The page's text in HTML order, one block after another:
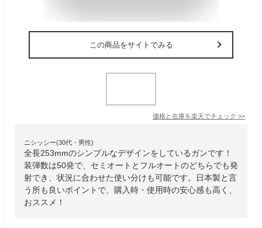
この商品をサイトでみる
価格と在庫を楽天でチェック >>
ニシッシー(30代・男性)
全長253mmのシンプルなデザインをしているガンです！
装弾数は50発で、セミオートとフルオートのどちらでも発
射でき、状況に合わせた使い分けも可能です。日本製と言
う所も良いポイントで、購入時・使用時の安心感も高く、
おススメ！